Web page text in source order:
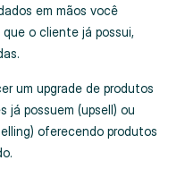
em mãos você
o cliente já possui,
um upgrade de produtos
já possuem (upsell) ou
oferecendo produtos